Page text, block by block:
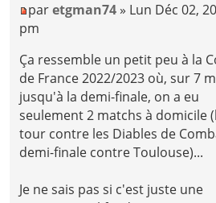
paretgman74 » Lun Déc 02,
pm
Ça ressemble un petit peu à la
de France 2022/2023 où, sur 7
jusqu'à la demi-finale, on a eu
seulement 2 matchs à domicile
tour contre les Diables de
demi-finale contre Toulouse)...
Je ne sais pas si c'est juste une